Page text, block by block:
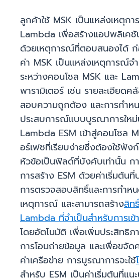
ลูกค้าใช้ MSK เป็นแหล่งเหตุ
Lambda เพื่อสร้างแอปพลิเค
ด้วยเหตุการณ์ที่ตอบสนองได้
ค่า MSK เป็นแหล่งเหตุการณ์จ
ระหว่างคอนโซล MSK และ
พารามิเตอร์ เช่น รายละเอียดค
สอบความถูกต้อง และการกำห
ประสบการณ์แบบบูรณาการให
Lambda ESM เข้าสู่คอนโซล
อร์เฟซที่เรียบง่ายซึ่งต้องใช้ฟัง
หัวข้อเป็นฟิลด์ที่บังคับเท่านั้น ก
การสร้าง ESM ด้วยค่าเริ่มต้นที่
การตรวจสอบสิทธิ์และการกำห
เหตุการณ์ และสามารถสร้างสิท
Lambda ที่จำเป็นสำหรับการเข้
โดยอัตโนมัติ เพื่อเพิ่มประสิทธิภ
การโอนถ่ายข้อมูล และเพื่อขจัด
ค่าเครือข่าย การบูรณาการจะใช้
สำหรับ ESM เป็นค่าเริ่มต้นที่แน